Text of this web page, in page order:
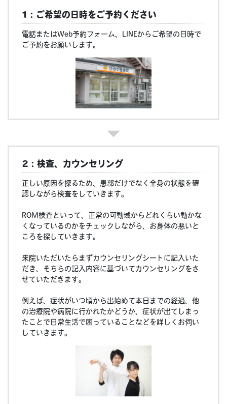
1：ご希望の日時をご予約ください
電話またはWeb予約フォーム、LINEからご希望の日時で
ご予約をお願いします。
2：検査、カウンセリング
正しい原因を探るため、患部だけでなく全身の状態を確
認しながら検査をしていきます。
ROM検査といって、正常の可動域からどれくらい動かな
くなっているのかをチェックしながら、お身体の悪いと
ころを探していきます。
来院いただいたらまずカウンセリングシートに記入いた
だき、そちらの記入内容に基づいてカウンセリングをさ
せていただきます。
例えば、症状がいつ頃から出始めて本日までの経過、他
の治療院や病院に行かれたかどうか、症状が出てしまっ
たことで日常生活で困っていることなどを詳しくお伺い
していきます。